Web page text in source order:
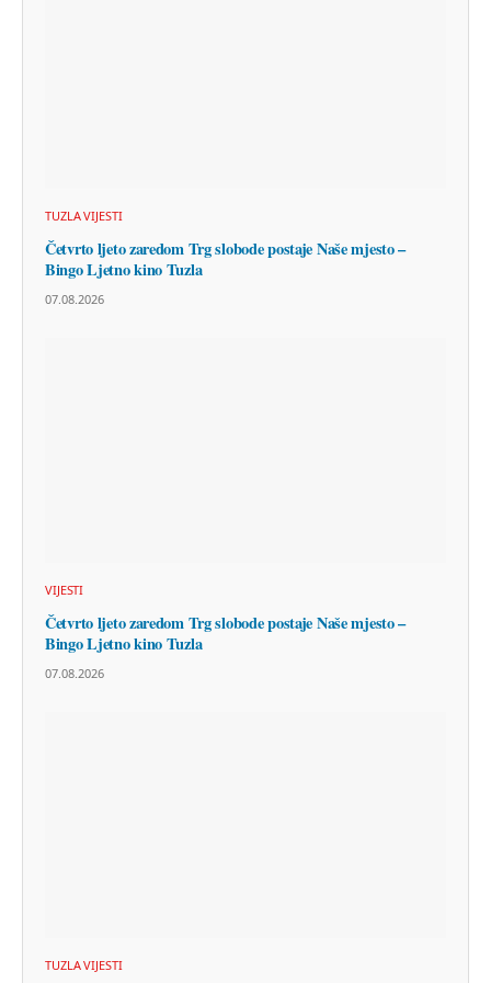
TUZLA VIJESTI
Četvrto ljeto zaredom Trg slobode postaje Naše mjesto –
Bingo Ljetno kino Tuzla
07.08.2026
VIJESTI
Četvrto ljeto zaredom Trg slobode postaje Naše mjesto –
Bingo Ljetno kino Tuzla
07.08.2026
TUZLA VIJESTI